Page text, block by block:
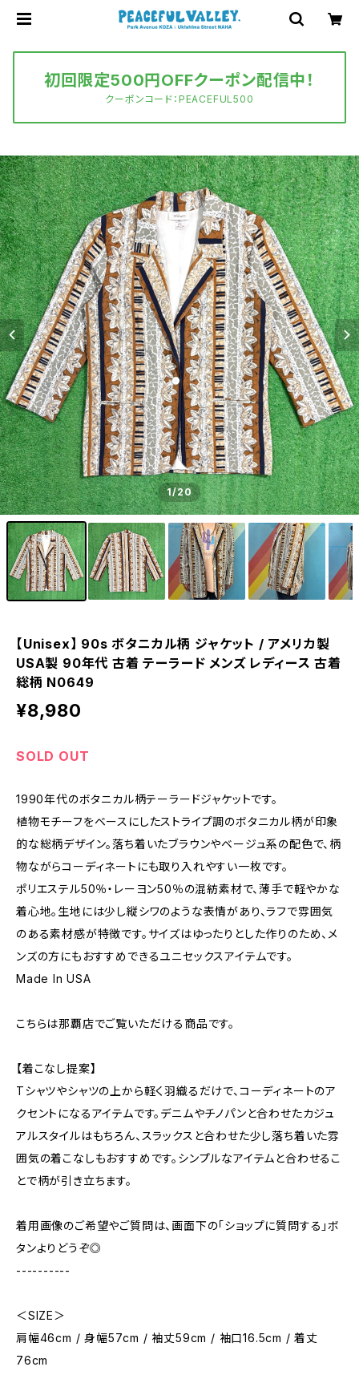
初回限定500円OFFクーポン配信中！
クーポンコード：PEACEFUL500
1/20
【Unisex】 90s ボタニカル柄 ジャケット / アメリカ製
USA製 90年代 古着 テーラード メンズ レディース 古着
総柄 N0649
¥8,980
SOLD OUT
1990年代のボタニカル柄テーラードジャケットです。
植物モチーフをベースにしたストライプ調のボタニカル柄が印象
的な総柄デザイン。落ち着いたブラウンやベージュ系の配色で、柄
物ながらコーディネートにも取り入れやすい一枚です。
ポリエステル50％・レーヨン50％の混紡素材で、薄手で軽やかな
着心地。生地には少し縦シワのような表情があり、ラフで雰囲気
のある素材感が特徴です。サイズはゆったりとした作りのため、メ
ンズの方にもおすすめできるユニセックスアイテムです。
Made In USA
こちらは那覇店でご覧いただける商品です。
【着こなし提案】
Tシャツやシャツの上から軽く羽織るだけで、コーディネートのア
クセントになるアイテムです。デニムやチノパンと合わせたカジュ
アルスタイルはもちろん、スラックスと合わせた少し落ち着いた雰
囲気の着こなしもおすすめです。シンプルなアイテムと合わせるこ
とで柄が引き立ちます。
着用画像のご希望やご質問は、画面下の「ショップに質問する」ボ
タンよりどうぞ◎
----------
＜SIZE＞
肩幅46cm / 身幅57cm / 袖丈59cm / 袖口16.5cm / 着丈
76cm